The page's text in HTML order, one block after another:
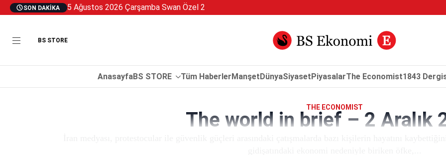
SON DAKIKA 5 Ağustos 2026 Çarşamba Swan Özel 2
BS STORE
AnasayfaBS STORE Tüm HaberlerManşetDünyaSiyasetPiyasalarThe Economist1843
THE ECONOMIST
The world in brief – 2 Aralık